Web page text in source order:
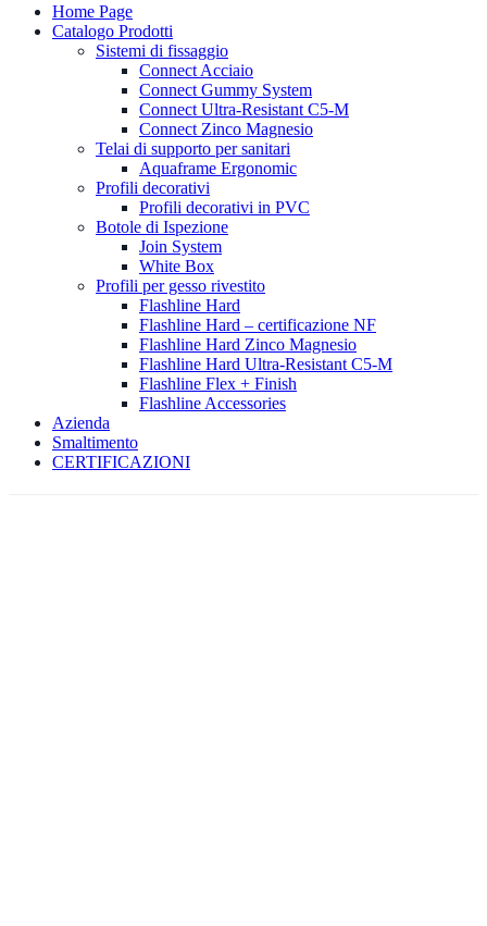
Home Page
Catalogo Prodotti
Sistemi di fissaggio
Connect Acciaio
Connect Gummy System
Connect Ultra-Resistant C5-M
Connect Zinco Magnesio
Telai di supporto per sanitari
Aquaframe Ergonomic
Profili decorativi
Profili decorativi in PVC
Botole di Ispezione
Join System
White Box
Profili per gesso rivestito
Flashline Hard
Flashline Hard – certificazione NF
Flashline Hard Zinco Magnesio
Flashline Hard Ultra-Resistant C5-M
Flashline Flex + Finish
Flashline Accessories
Azienda
Smaltimento
CERTIFICAZIONI